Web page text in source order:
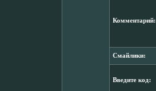
Комментарий:
Смайлики:
Введите код: